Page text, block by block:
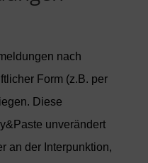
nach
Form (z.B. per
Diese
unverändert
an der Interpunktion,